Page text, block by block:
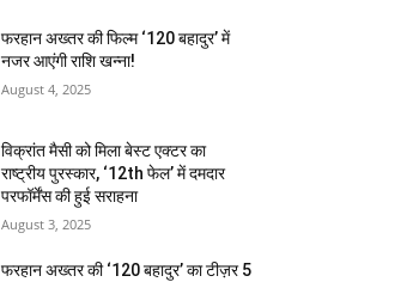
फरहान अख्तर की फिल्म ‘120 बहादुर’ में
नजर आएंगी राशि खन्ना!
August 4, 2025
विक्रांत मैसी को मिला बेस्ट एक्टर का
राष्ट्रीय पुरस्कार, ‘12th फेल’ में दमदार
परफॉर्मेंस की हुई सराहना
August 3, 2025
फरहान अख्तर की ‘120 बहादुर’ का टीज़र 5